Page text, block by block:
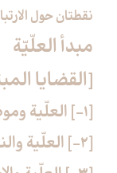
نقطتان حول
مبدأ العلّيّة
[القضايا
[1-] العلّية وموضوعية الإحساس
[2-] العلّية والنظريات العلمية